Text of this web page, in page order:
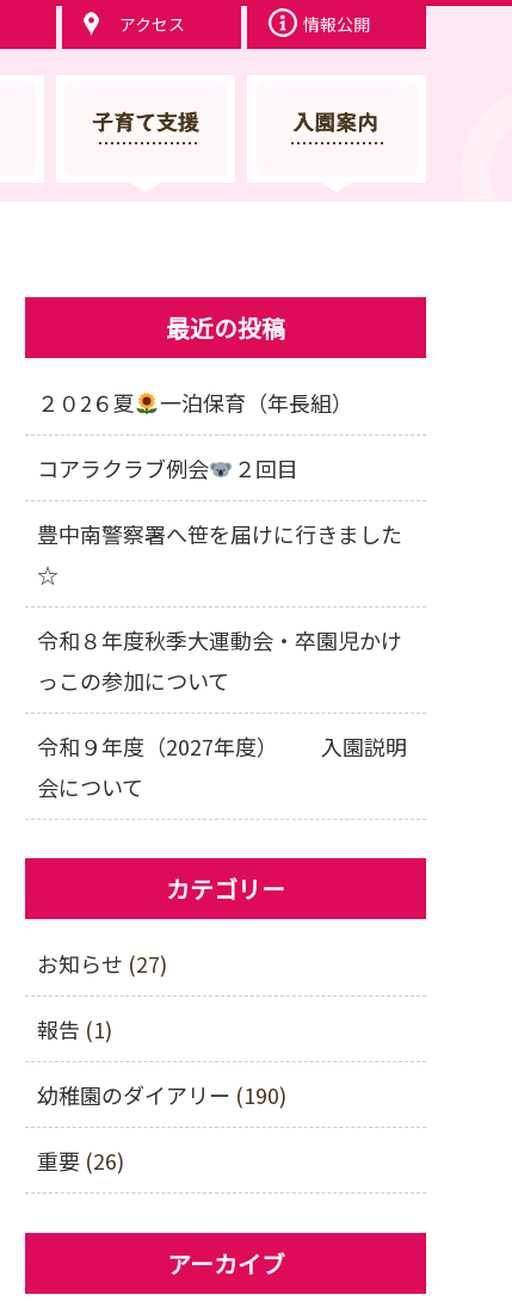
アクセス 情報公開
最近の投稿
２０2６夏 一泊保育（年長組）
コアラクラブ例会 ２回目
豊中南警察署へ笹を届けに行きました
☆
令和８年度秋季大運動会・卒園児かけ
っこの参加について
令和９年度（2027年度） 入園説明
会について
カテゴリー
お知らせ (27)
報告 (1)
幼稚園のダイアリー (190)
重要 (26)
アーカイブ